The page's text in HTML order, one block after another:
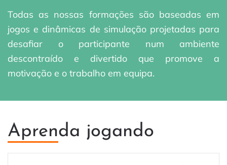
Todas as nossas formações são baseadas em
jogos e dinâmicas de simulação projetadas para
desafiar o participante num ambiente
descontraído e divertido que promove a
motivação e o trabalho em equipa.
Aprenda jogando